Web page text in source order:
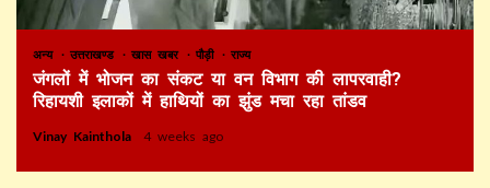
अन्य उत्तराखण्ड खास खबर पौड़ी राज्य
जंगलों में भोजन का संकट या वन विभाग की लापरवाही?
रिहायशी इलाकों में हाथियों का झुंड मचा रहा तांडव
Vinay Kainthola 4 weeks ago